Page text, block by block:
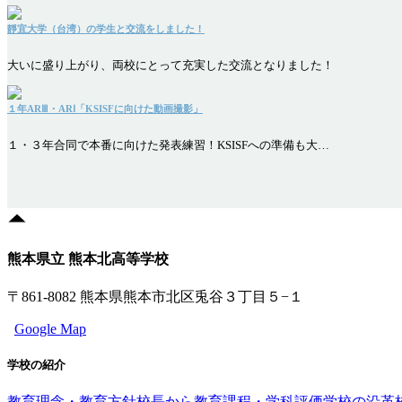
靜宜大学（台湾）の学生と交流をしました！
大いに盛り上がり、両校にとって充実した交流となりました！
１年ARⅢ・ARⅠ「KSISFに向けた動画撮影」
１・３年合同で本番に向けた発表練習！KSISFへの準備も大…
熊本県立 熊本北高等学校
〒861-8082 熊本県熊本市北区兎谷３丁目５−１
Google Map
学校の紹介